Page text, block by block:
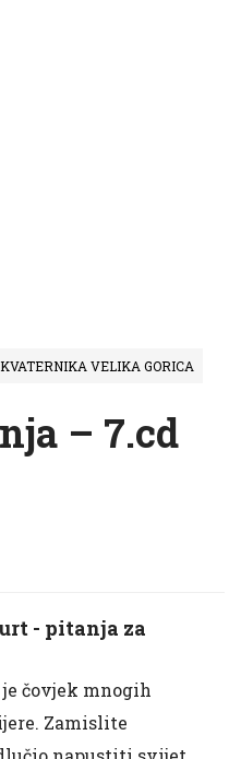
VELIKA GORICA
– 7.cd
- pitanja za
je čovjek mnogih
Zamislite